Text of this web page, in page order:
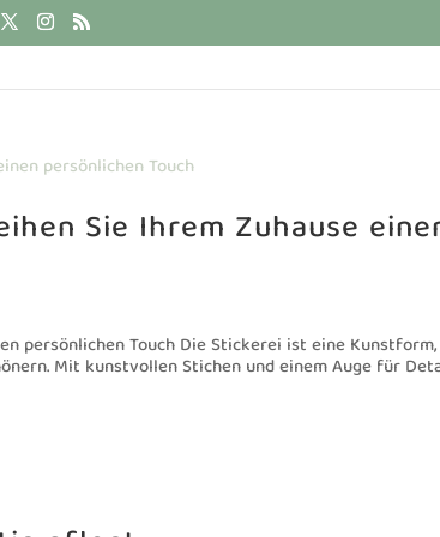
Sie Ihrem Zuhause
persönlichen Touch Die Stickerei ist eine
Mit kunstvollen Stichen und einem Auge für